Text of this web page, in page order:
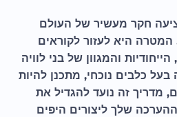
חקר מעשיר של העולם
המטרה היא לעזור לקוראים
והמגוון של בני לוויה
כלבים נוכחי, מתכנן להיות
מדריך זה נועד להגדיל את
שלך ליצורים היפים